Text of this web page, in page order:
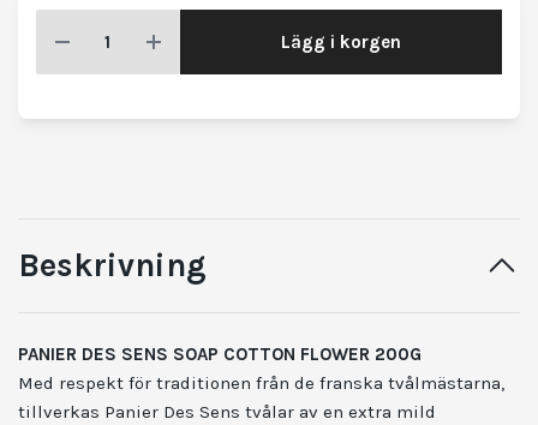
Lägg i korgen
Beskrivning
PANIER DES SENS SOAP COTTON FLOWER 200G
Med respekt för traditionen från de franska tvålmästarna,
tillverkas Panier Des Sens tvålar av en extra mild